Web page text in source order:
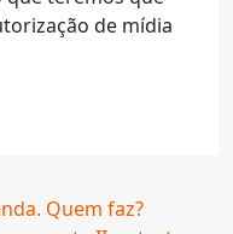
de mídia
Quem faz?